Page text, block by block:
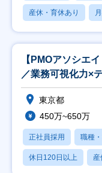
産休・育休あり
【PMOアソシエ
／業務可視化力×
東京都
450万~650万
正社員採用 職種
休日120日以上 産